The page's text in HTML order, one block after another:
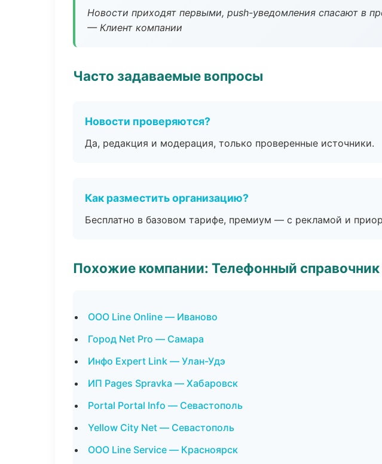
Новости приходят первыми, push-уведомления спасают в
— Клиент компании
Часто задаваемые вопросы
Новости проверяются?
Да, редакция и модерация, только проверенные источники.
Как разместить организацию?
Бесплатно в базовом тарифе, премиум — с рекламой и
Похожие компании: Телефонный справочник
ООО Line Online — Иваново
Город Net Pro — Самара
Инфо Expert Link — Улан-Удэ
ИП Pages Spravka — Хабаровск
Portal Portal Info — Севастополь
Yellow City Net — Севастополь
ООО Line Service — Красноярск